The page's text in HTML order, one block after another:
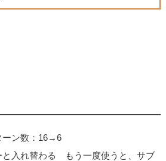
ン数：16→6
と入れ替わる もう一度使うと、サブ